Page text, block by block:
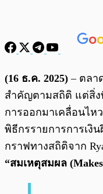
(16 ธ.ค. 2025) – ตลา
สำคัญตามสถิติ แต่สิ่ง
การออกมาเคลื่อนไห
พิธีกรรายการการเงิ
กราฟทางสถิติจาก
“สมเหตุสมผล (Makes